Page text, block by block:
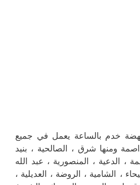
خدم بالساعة يعمل في جميع
ومنها شرق ، الصالحية ، بنيد
، الدعية ، المنصورية ، عبد الله
، الشامية ، الروضة ، العديلية ،